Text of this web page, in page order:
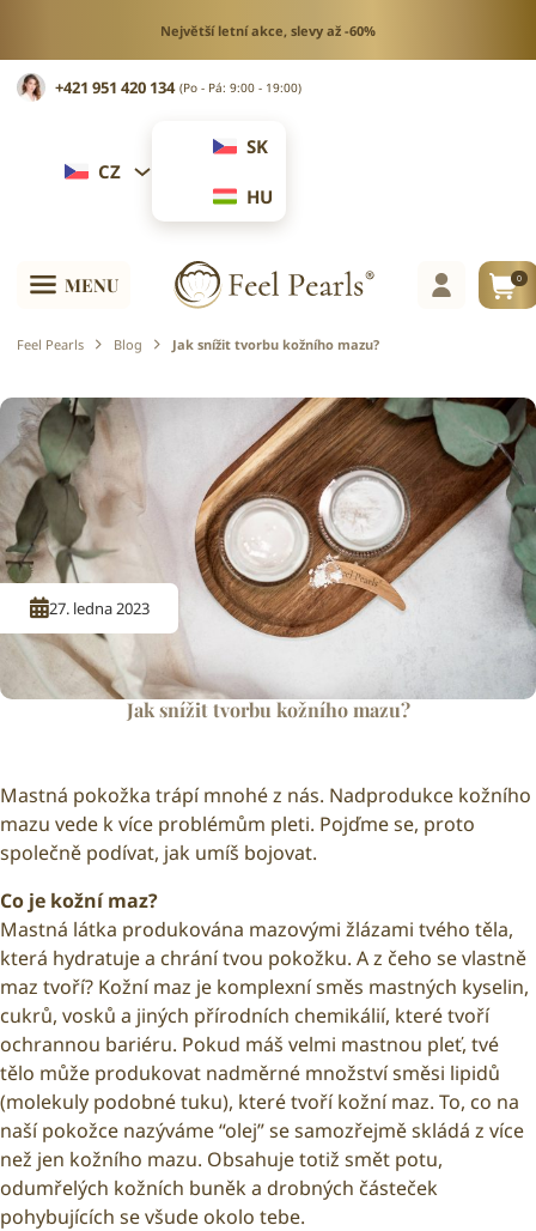
Největší letní akce, slevy až -60%
+421 951 420 134 (Po - Pá: 9:00 - 19:00)
CZ
SK
HU
MENU 0
Feel Pearls Blog Jak snížit tvorbu kožního mazu?
27. ledna 2023
Jak snížit tvorbu kožního mazu?
Mastná pokožka trápí mnohé z nás. Nadprodukce kožního
mazu vede k více problémům pleti. Pojďme se, proto
společně podívat, jak umíš bojovat.
Co je kožní maz?
Mastná látka produkována mazovými žlázami tvého těla,
která hydratuje a chrání tvou pokožku. A z čeho se vlastně
maz tvoří? Kožní maz je komplexní směs mastných kyselin,
cukrů, vosků a jiných přírodních chemikálií, které tvoří
ochrannou bariéru. Pokud máš velmi mastnou pleť, tvé
tělo může produkovat nadměrné množství směsi lipidů
(molekuly podobné tuku), které tvoří kožní maz. To, co na
naší pokožce nazýváme “olej” se samozřejmě skládá z více
než jen kožního mazu. Obsahuje totiž smět potu,
odumřelých kožních buněk a drobných částeček
pohybujících se všude okolo tebe.